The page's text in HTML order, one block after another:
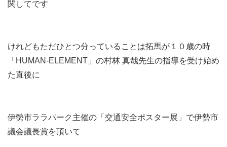
関してです
けれどもただひとつ分っていることは拓馬が１０歳の時
「HUMAN-ELEMENT」の村林 真哉先生の指導を受け始め
た直後に
伊勢市ララパーク主催の「交通安全ポスター展」で伊勢市
議会議長賞を頂いて